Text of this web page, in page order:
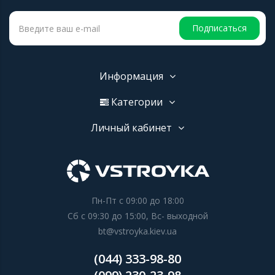
Подписаться
Информация
Категории
Личный кабинет
Пн-Пт с 09:00 до 18:00
Сб с 09:30 до 15:00, Вс- выходной
bt@vstroyka.kiev.ua
(044) 333-98-80